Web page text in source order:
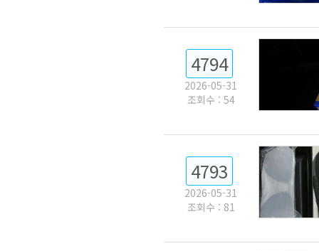
4794
2026-05-31
조회수 : 54
4793
2026-05-31
조회수 : 81